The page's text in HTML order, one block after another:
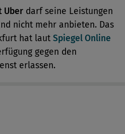
Uber darf seine Leistungen
nicht mehr anbieten. Das
hat laut Spiegel Online
gegen den
erlassen.